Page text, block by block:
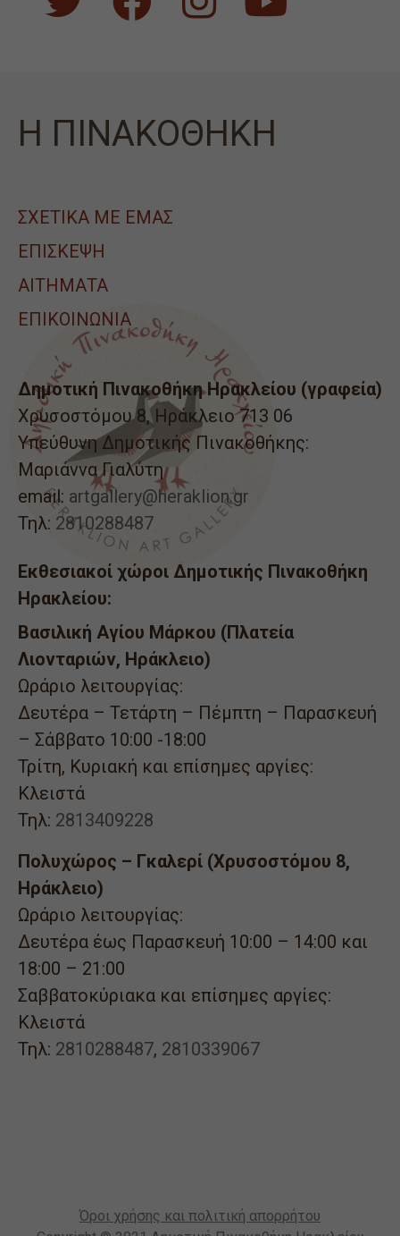
Η ΠΙΝΑΚΟΘΗΚΗ
ΣΧΕΤΙΚΑ ΜΕ ΕΜΑΣ
ΕΠΙΣΚΕΨΗ
ΑΙΤΉΜΑΤΑ
ΕΠΙΚΟΙΝΩΝΙΑ
Δημοτική Πινακοθήκη Ηρακλείου (γραφεία)
Χρυσοστόμου 8, Ηράκλειο 713 06
Υπεύθυνη Δημοτικής Πινακοθήκης:
Μαριάννα Γιαλύτη
email: artgallery@heraklion.gr
Τηλ: 2810288487
Εκθεσιακοί χώροι Δημοτικής Πινακοθήκη
Ηρακλείου:
Βασιλική Αγίου Μάρκου (Πλατεία
Λιονταριών, Ηράκλειο)
Ωράριο λειτουργίας:
Δευτέρα – Τετάρτη – Πέμπτη – Παρασκευή
– Σάββατο 10:00 -18:00
Τρίτη, Κυριακή και επίσημες αργίες:
Κλειστά
Τηλ: 2813409228
Πολυχώρος – Γκαλερί (Χρυσοστόμου 8,
Ηράκλειο)
Ωράριο λειτουργίας:
Δευτέρα έως Παρασκευή 10:00 – 14:00 και
18:00 – 21:00
Σαββατοκύριακα και επίσημες αργίες:
Κλειστά
Τηλ: 2810288487, 2810339067
Όροι χρήσης και πολιτική απορρήτου